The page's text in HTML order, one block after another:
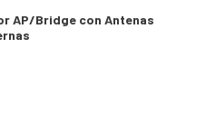
AP/Bridge con Antenas